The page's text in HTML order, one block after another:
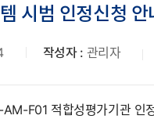
시범 인정신청 안
작성자 : 관리자
AM-F01 적합성평가기관 인